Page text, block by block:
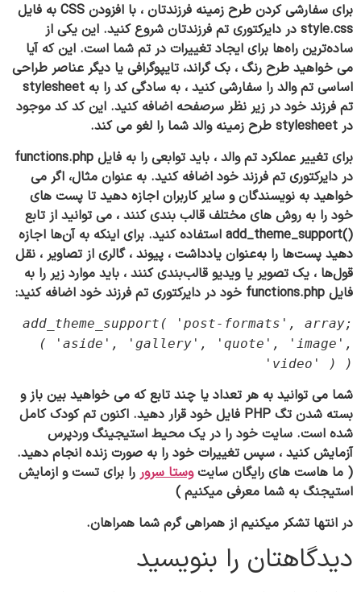
برای سفارشی کردن طرح زمینه فرزندتان ، با افزودن CSS به فایل
style.css در دایرکتوری تم فرزندتان شروع کنید. این یکی از
ساده‌ترین راه‌ها برای ایجاد تغییرات در تم شما است. این که آیا
می خواهید طرح رنگ ، بک گراند، تایپوگرافی یا دیگر عناصر طراحی
اساسی تم والد را سفارشی کنید ، به سادگی کد را به stylesheet
تم فرزند خود در زیر نظر سرصفحه اضافه کنید. این کد کد موجود
در stylesheet طرح زمینه والد شما را لغو می کند.
برای تغییر عملکرد تم والد ، باید توابعی را به فایل functions.php
در دایرکتوری تم فرزند خود اضافه کنید. به عنوان مثال، اگر می
خواهید به نویسندگان و سایر کاربران اجازه دهید تا پست های
خود را به روش های مختلف قالب بندی کنند ، می توانید از تابع
()add_theme_support استفاده کنید. برای اینکه به آن‌ها اجازه
دهید پست‌ها را به‌عنوان یادداشت ، پیوند ، گالری از تصاویر ، نقل
قول‌ها ، یک تصویر یا ویدیو قالب‌بندی کنند ، باید موارد زیر را به
فایل functions.php خود در دایرکتوری تم فرزند خود اضافه کنید:
;add_theme_support( 'post-formats', array
( 'aside', 'gallery', 'quote', 'image',
'video' ) )
شما می توانید به هر تعداد یا چند تابع که می خواهید بین باز و
بسته شدن تگ PHP فایل خود قرار دهید. اکنون تم کودک کامل
شده است. سایت خود را در یک محیط استیجینگ وردپرس
آزمایش کنید ، سپس تغییرات خود را به صورت زنده انجام دهید.
( ما هاست های رایگان سایتوستا سرور را برای تست و ازمایش
استیجنگ به شما معرفی میکنیم )
در انتها تشکر میکنیم از همراهی گرم شما همراهان.
دیدگاهتان را بنویسید